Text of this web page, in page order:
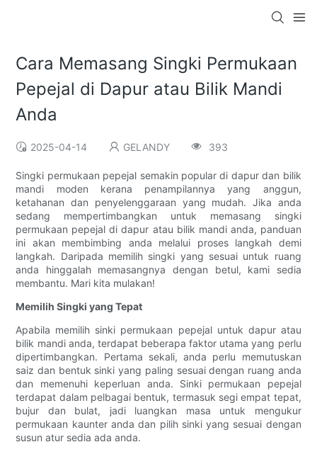
Cara Memasang Singki Permukaan
Pepejal di Dapur atau Bilik Mandi
Anda
2025-04-14 GELANDY 393
Singki permukaan pepejal semakin popular di dapur dan bilik
mandi moden kerana penampilannya yang anggun,
ketahanan dan penyelenggaraan yang mudah. ​​Jika anda
sedang mempertimbangkan untuk memasang singki
permukaan pepejal di dapur atau bilik mandi anda, panduan
ini akan membimbing anda melalui proses langkah demi
langkah. Daripada memilih singki yang sesuai untuk ruang
anda hinggalah memasangnya dengan betul, kami sedia
membantu. Mari kita mulakan!
Memilih Singki yang Tepat
Apabila memilih sinki permukaan pepejal untuk dapur atau
bilik mandi anda, terdapat beberapa faktor utama yang perlu
dipertimbangkan. Pertama sekali, anda perlu memutuskan
saiz dan bentuk sinki yang paling sesuai dengan ruang anda
dan memenuhi keperluan anda. Sinki permukaan pepejal
terdapat dalam pelbagai bentuk, termasuk segi empat tepat,
bujur dan bulat, jadi luangkan masa untuk mengukur
permukaan kaunter anda dan pilih sinki yang sesuai dengan
susun atur sedia ada anda.